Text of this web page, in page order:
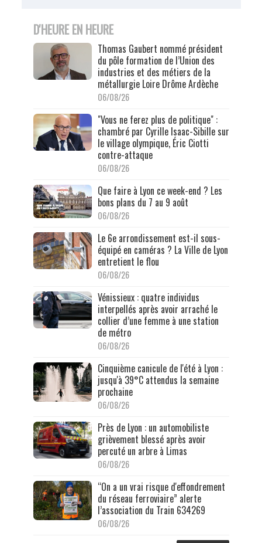
D'HEURE EN HEURE
Thomas Gaubert nommé président
du pôle formation de l’Union des
industries et des métiers de la
métallurgie Loire Drôme Ardèche
06/08/26
"Vous ne ferez plus de politique" :
chambré par Cyrille Isaac-Sibille sur
le village olympique, Éric Ciotti
contre-attaque
06/08/26
Que faire à Lyon ce week-end ? Les
bons plans du 7 au 9 août
06/08/26
Le 6e arrondissement est-il sous-
équipé en caméras ? La Ville de Lyon
entretient le flou
06/08/26
Vénissieux : quatre individus
interpellés après avoir arraché le
collier d’une femme à une station
de métro
06/08/26
Cinquième canicule de l'été à Lyon :
jusqu'à 39°C attendus la semaine
prochaine
06/08/26
Près de Lyon : un automobiliste
grièvement blessé après avoir
percuté un arbre à Limas
06/08/26
“On a un vrai risque d'effondrement
du réseau ferroviaire” alerte
l’association du Train 634269
06/08/26